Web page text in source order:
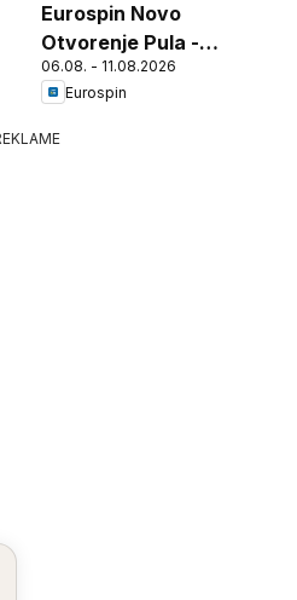
Eurospin Novo
Otvorenje Pula -
Tršćanska
06.08. - 11.08.2026
Eurospin